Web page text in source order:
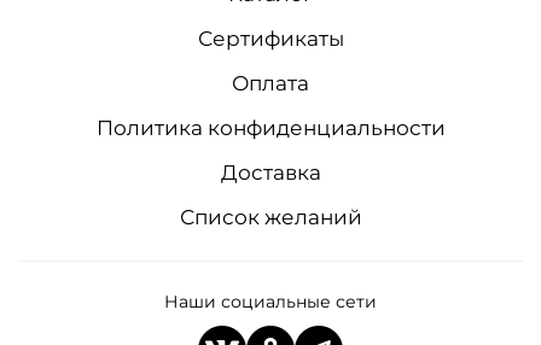
Сертификаты
Оплата
Политика конфиденциальности
Доставка
Список желаний
Наши социальные сети